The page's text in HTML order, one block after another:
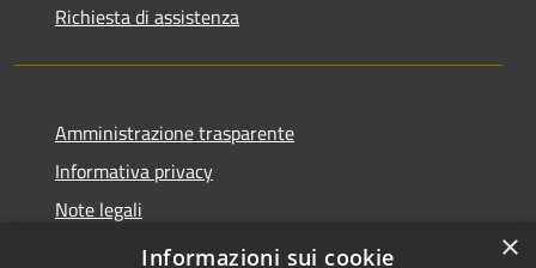
Richiesta di assistenza
Amministrazione trasparente
Informativa privacy
Note legali
Dichiarazione di accessibilità
×
Informazioni sui cookie